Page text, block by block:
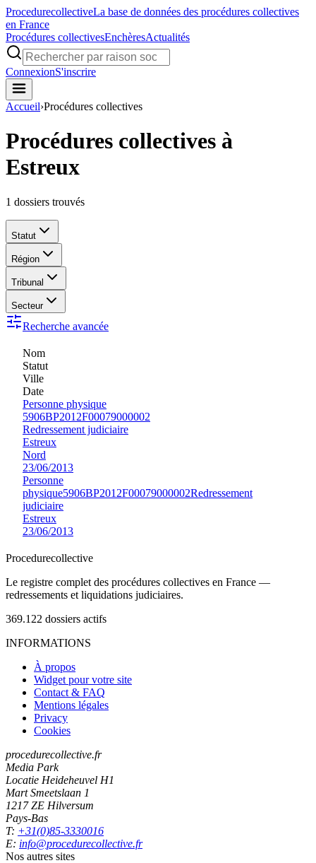
ProcedurecollectiveLa base de données des procédures collectives
en France
Procédures collectivesEnchèresActualités
ConnexionS'inscrire
Accueil›Procédures collectives
Procédures collectives à
Estreux
1 dossiers trouvés
Statut
Région
Tribunal
Secteur
Recherche avancée
Nom
Statut
Ville
Date
Personne physique
5906BP2012F00079000002
Redressement judiciaire
Estreux
Nord
23/06/2013
Personne
physique5906BP2012F00079000002Redressement
judiciaire
Estreux
23/06/2013
Procedurecollective
Le registre complet des procédures collectives en France —
redressements et liquidations judiciaires.
369.122 dossiers actifs
INFORMATIONS
À propos
Widget pour votre site
Contact & FAQ
Mentions légales
Privacy
Cookies
procedurecollective.fr
Media Park
Locatie Heideheuvel H1
Mart Smeetslaan 1
1217 ZE Hilversum
Pays-Bas
T: +31(0)85-3330016
E: info@procedurecollective.fr
Nos autres sites